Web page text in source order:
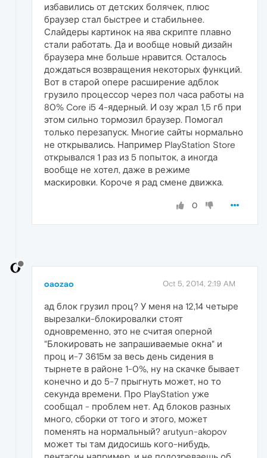
избавились от детских болячек, плюс
браузер стал быстрее и стабильнее.
Слайдеры картинок на ява скрипте плавно
стали работать. Да и вообще новый дизайн
браузера мне больше нравится. Осталось
дождаться возвращения некоторых функций.
Вот в старой опере расширение адблок
грузило процессор через пол часа работы на
80% Core i5 4-ядерный. И озу жрал 1,5 гб при
этом сильно тормозил браузер. Помогал
только перезапуск. Многие сайты нормально
не открывались. Например PlayStation Store
открывался 1 раз из 5 попыток, а иногда
вообще не хотел, даже в режиме
маскировки. Короче я рад смене движка.
0
oaozao Oct 5, 2014, 2:19 AM
ад блок грузил проц? У меня на 12,14 четыре
вырезалки-блокировалки стоят
одновременно, это не считая оперной
"Блокировать не запрашиваемые окна" и
проц и-7 3615м за весь день сидения в
тырнете в районе 1-0%, ну на скачке бывает
конечно и до 5-7 прыгнуть может, но то
секунда времени. Про PlayStation уже
сообщал - проблем нет. Ад блоков разных
много, сборки от того и этого, может
поменять на нормальный? arutyun-akopov
может ты там дидосишь кого-нибудь,